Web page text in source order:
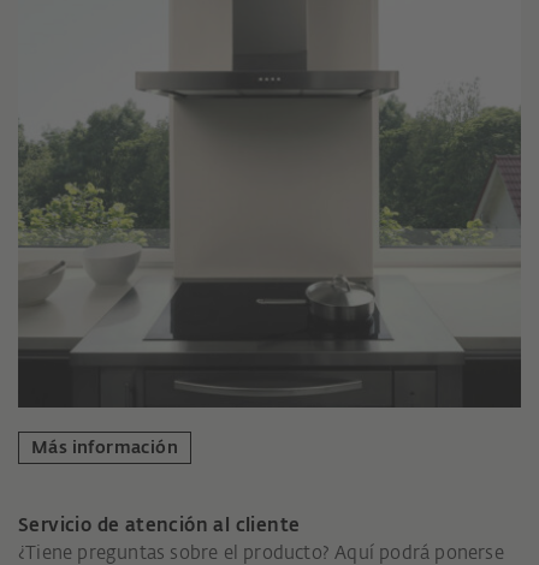
Más información
Servicio de atención al cliente
¿Tiene preguntas sobre el producto? Aquí podrá ponerse